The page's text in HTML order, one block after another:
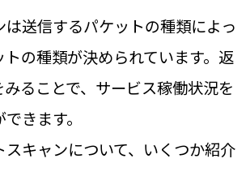
送信するパケットの種類によっ
の種類が決められています。返
みることで、サービス稼働状況を
きます。
キャンについて、いくつか紹介